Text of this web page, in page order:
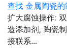
查找 金属陶瓷的
扩大腐蚀操作:
造添加剂, 陶瓷
接联系...